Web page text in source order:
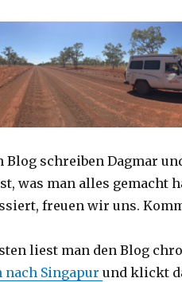
Blog schreiben Dagmar
was man alles gemacht
freuen wir uns.
liest man den Blog
nach Singapur und klickt